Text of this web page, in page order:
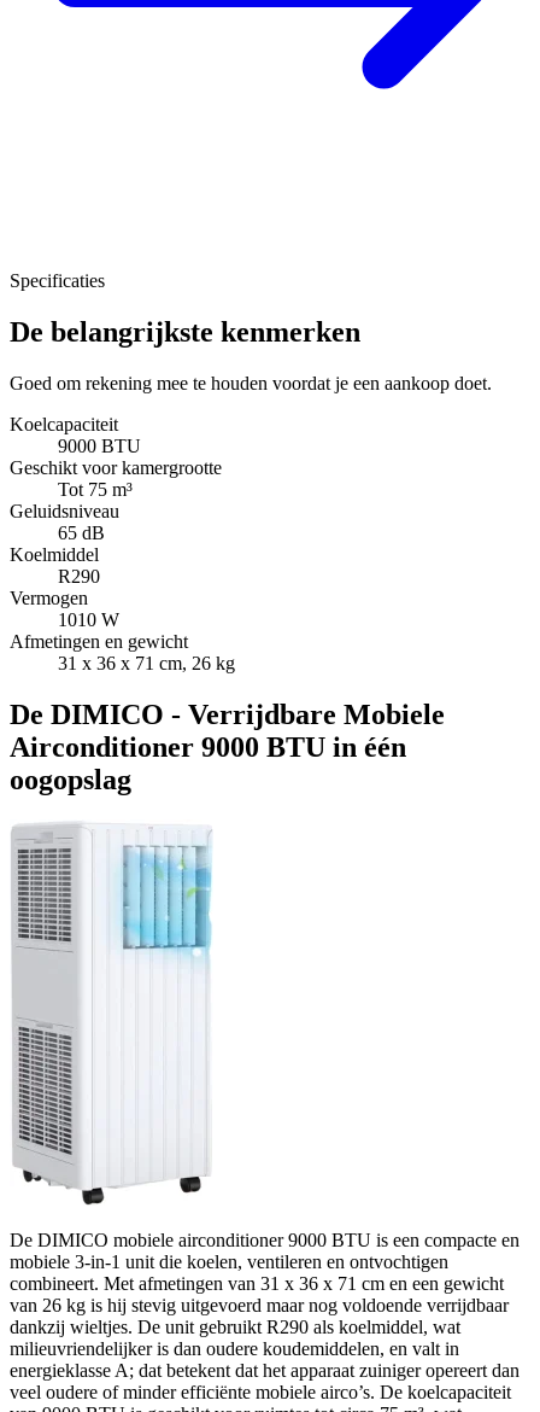
Specificaties
De belangrijkste kenmerken
Goed om rekening mee te houden voordat je een aankoop doet.
Koelcapaciteit
9000 BTU
Geschikt voor kamergrootte
Tot 75 m³
Geluidsniveau
65 dB
Koelmiddel
R290
Vermogen
1010 W
Afmetingen en gewicht
31 x 36 x 71 cm, 26 kg
De DIMICO - Verrijdbare Mobiele
Airconditioner 9000 BTU in één
oogopslag
De DIMICO mobiele airconditioner 9000 BTU is een compacte en
mobiele 3-in-1 unit die koelen, ventileren en ontvochtigen
combineert. Met afmetingen van 31 x 36 x 71 cm en een gewicht
van 26 kg is hij stevig uitgevoerd maar nog voldoende verrijdbaar
dankzij wieltjes. De unit gebruikt R290 als koelmiddel, wat
milieuvriendelijker is dan oudere koudemiddelen, en valt in
energieklasse A; dat betekent dat het apparaat zuiniger opereert dan
veel oudere of minder efficiënte mobiele airco’s. De koelcapaciteit